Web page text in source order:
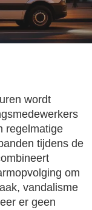
wordt
regelmatige
tijdens de
om
vandalisme
er geen